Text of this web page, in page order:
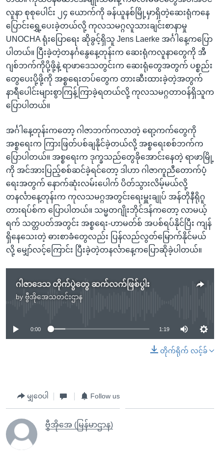
လူနာ စုစုပေါင်း ၂၄ ယောက်ကို ခန်ယူနစ်မြို့မှာရှိတဲ့ဆေးရုံကနေ
ပြောင်းရွှေ့ပေးခဲ့တယ်လို့ ကုလသမဂ္ဂလူသားချင်းစာနာမှု
UNOCHA ရုံးပြောရေး ဆိုခွင့်ရှိသူ Jens Laerke အင်္ဂါနေ့ကပြော
ပါတယ်။ ပြီးခဲ့တဲ့တနင်္ဂနွေနေ့တုန်းက ဆေးရုံကလူနာတွေကို အီ
ဂျစ်ဘက်ကိုပို့ဖို့နဲ့ ရာဖာဒေသတွင်းက ဆေးရုံတွေအတွက် ပစ္စည်း
တွေပေးပို့ဖို့ကို အစ္စရေးတပ်တွေက တားဆီးထားခဲ့တဲ့အတွက်
နာရီပေါင်းများစွာကြန့်ကြာခဲ့ရတယ်လို့ ကုလသမဂ္ဂတာဝန်ရှိသူက
ပြောပါတယ်။
အင်္ဂါနေ့တုန်းကတော့ ဂါဇာဘက်ကလာတဲ့ ရော့ကက်တွေကို
အစ္စရေးက ကြားဖြတ်ပစ်ချနိုင်ခဲ့တယ်လို့ အစ္စရေးစစ်ဘက်က
ပြောပါတယ်။ အစ္စရေးက ဒုက္ခသည်တွေခိုအောင်းနေတဲ့ ရာဖာမြို့
ကို အင်အားပြည့်စစ်ဆင်ခဲ့ရင်တော့ ဒါဟာ ဂါဇာကူညီတောက်ပံ့
ရေးအတွက် နောက်ဆုံးလမ်းပေါက် ပိတ်သွားလိမ့်မယ်လို့
တနင်္လာနေ့တုန်းက ကုလသမဂ္ဂအတွင်းရေးမှူးချုပ် အန်တိုနီရိုဂူ
တားရပ်စ်က ပြောပါတယ်။ သမ္မတဂျိုးဘိုင်ဒန်ကတော့ လာမယ့်
ရက် သတ္တပတ်အတွင်း အစ္စရေး-ဟာမတ်စ် အပစ်ရပ်နိုင်ပြီး ကျန်
ရှိနေသေးတဲ့ ဓားစာခံတွေလည်း ပြန်လည်လွတ်မြောက်နိုင်မယ်
လို့ မျှော်လင့်ကြောင်း ပြီးခဲ့တဲ့တနင်္လာနေ့ကပြောဆိုခဲ့ပါတယ်။
ဂါဇာဒေသ တိုက်ပွဲတွေ ဆက်လက်ဖြစ်ပွါး
by ဗွီအိုအေသတင်းဌာန
No media source currently available
0:00 1:19
တိုက်ရိုက် လင့်ခ်
မျှဝေပါ Follow us
ဗွီအိုအေ (မြန်မာဌာန)